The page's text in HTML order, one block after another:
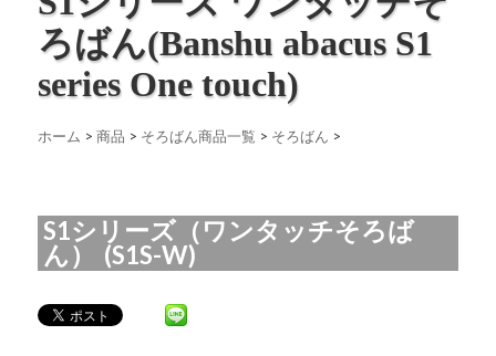
ろばん(Banshu abacus S1
series One touch)
ホーム > 商品 > そろばん商品一覧 > そろばん >
S1シリーズ（ワンタッチそろば
ん） (S1S-W)